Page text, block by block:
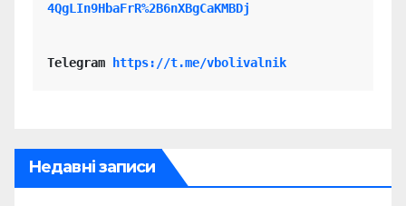
4QgLIn9HbaFrR%2B6nXBgCaKMBDj
Telegram https://t.me/vbolivalnik
Недавні записи